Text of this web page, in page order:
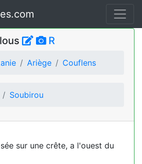
R
Ariège Couflens
Soubirou
sur une crête, a l'ouest du